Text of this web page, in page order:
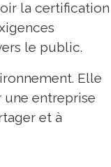
la certification
le public.
Elle
une entreprise
et à